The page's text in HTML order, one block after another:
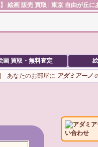
絵画 販売 買取 | 東京 自由が丘に
画 買取・無料査定
あなたのお部屋に アダミアーノ
アダミ
い合わせ